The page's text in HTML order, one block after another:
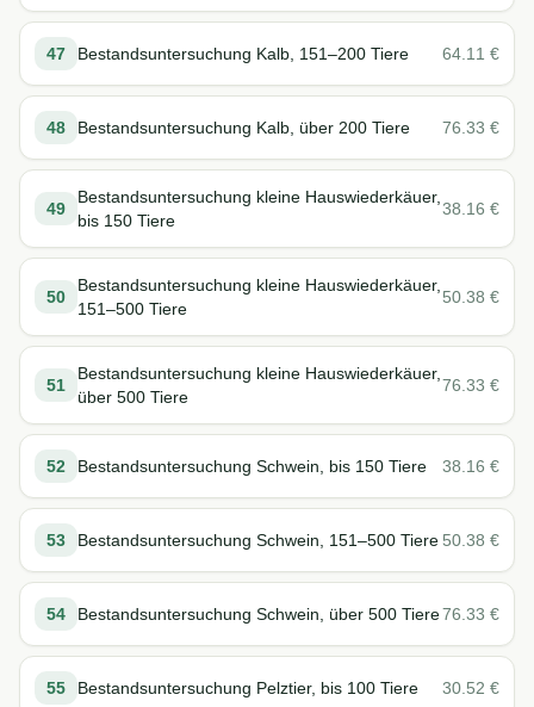
47 Bestandsuntersuchung Kalb, 151–200 Tiere 64.11 €
48 Bestandsuntersuchung Kalb, über 200 Tiere 76.33 €
49
Bestandsuntersuchung kleine Hauswiederkäuer,
bis 150 Tiere
38.16 €
50
Bestandsuntersuchung kleine Hauswiederkäuer,
151–500 Tiere
50.38 €
51
Bestandsuntersuchung kleine Hauswiederkäuer,
über 500 Tiere
76.33 €
52 Bestandsuntersuchung Schwein, bis 150 Tiere 38.16 €
53 Bestandsuntersuchung Schwein, 151–500 Tiere 50.38 €
54 Bestandsuntersuchung Schwein, über 500 Tiere76.33 €
55 Bestandsuntersuchung Pelztier, bis 100 Tiere 30.52 €